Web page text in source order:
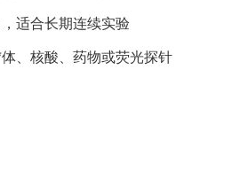
，适合长期连续实验
、核酸、药物或荧光探针